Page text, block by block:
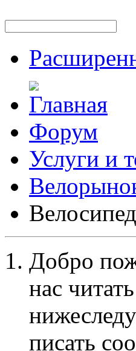
Форум
Услуги и
Добро
нас
писать